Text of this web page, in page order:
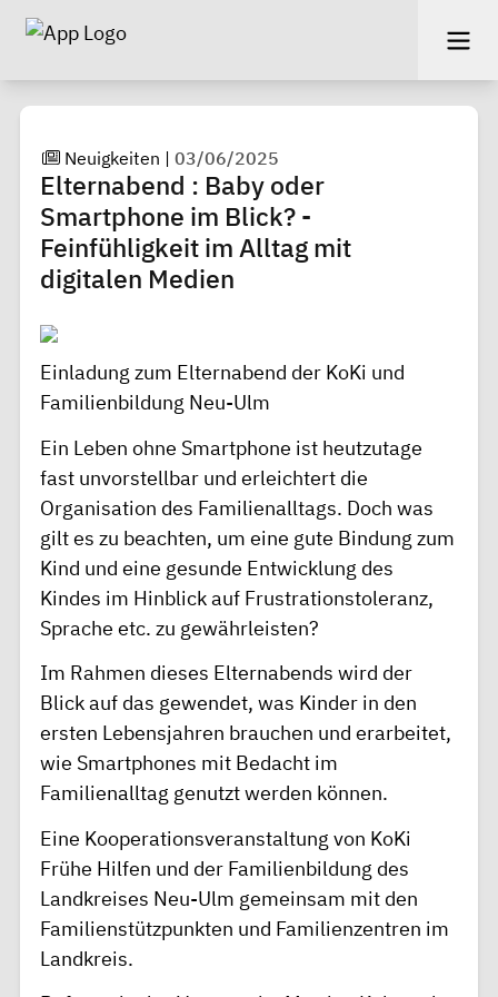
Neuigkeiten |03/06/2025
Elternabend : Baby oder
Smartphone im Blick? -
Feinfühligkeit im Alltag mit
digitalen Medien
Einladung zum Elternabend der KoKi und
Familienbildung Neu-Ulm
Ein Leben ohne Smartphone ist heutzutage
fast unvorstellbar und erleichtert die
Organisation des Familienalltags. Doch was
gilt es zu beachten, um eine gute Bindung zum
Kind und eine gesunde Entwicklung des
Kindes im Hinblick auf Frustrationstoleranz,
Sprache etc. zu gewährleisten?
Im Rahmen dieses Elternabends wird der
Blick auf das gewendet, was Kinder in den
ersten Lebensjahren brauchen und erarbeitet,
wie Smartphones mit Bedacht im
Familienalltag genutzt werden können.
Eine Kooperationsveranstaltung von KoKi
Frühe Hilfen und der Familienbildung des
Landkreises Neu-Ulm gemeinsam mit den
Familienstützpunkten und Familienzentren im
Landkreis.